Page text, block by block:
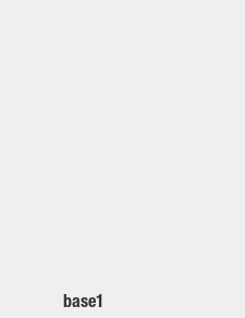
base1